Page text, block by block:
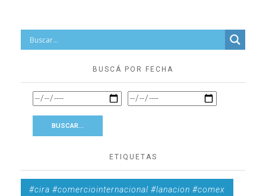
BUSCÁ POR FECHA
ETIQUETAS
#cira #comerciointernacional #lanacion #comex